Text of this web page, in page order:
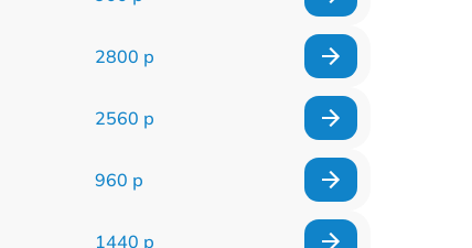
2800 р
2560 р
960 р
1440 р